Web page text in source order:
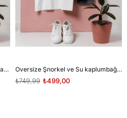
Oversize İstiridye ve Mini Dalgıç tasarım unisex T-shirt Oversize Şnorkel ve Su kaplumbağası tasarım unisex T-shirt
₺499,00
₺749,99